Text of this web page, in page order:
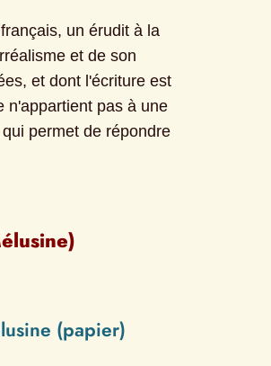
un érudit à la
et de son
et dont l'écriture est
n'appartient pas à une
permet de répondre
(papier)